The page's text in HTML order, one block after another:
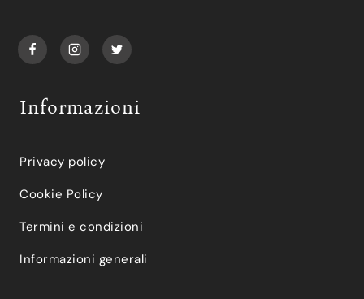
Informazioni
Privacy policy
Cookie Policy
Termini e condizioni
Informazioni generali